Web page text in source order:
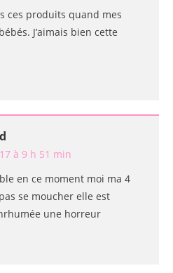
ces produits quand mes
J’aimais bien cette
à 9 h 51 min
en ce moment moi ma 4
se moucher elle est
une horreur